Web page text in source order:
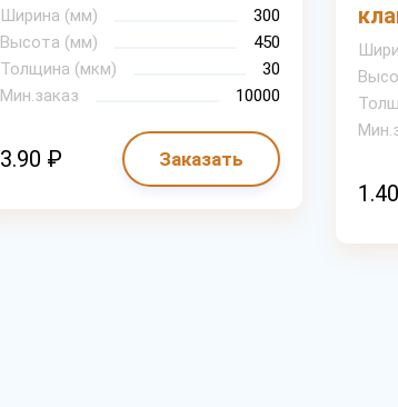
Ширина (мм)
300
Высота (мм)
450
Толщина (мкм)
30
Мин.заказ
10000
3.90 ₽ Заказать